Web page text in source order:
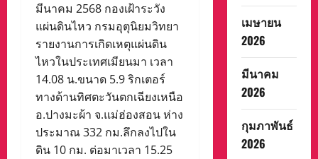
มีนาคม 2568 กองเฝ้าระวัง
แผ่นดินไหว กรมอุตุนิยมวิทยา
รายงานการเกิดเหตุแผ่นดิน
ไหวในประเทศเมียนมา เวลา
14.08 น.ขนาด 5.9 ริกเตอร์
ทางด้านทิศตะวันตกเฉียงเหนือ
อ.ปางมะผ้า จ.แม่ฮ่องสอน ห่าง
ประมาณ 332 กม.ลึกลงไปใน
ดิน 10 กม. ต่อมาเวลา 15.25
เมษายน
2026
มีนาคม
2026
กุมภาพันธ์
2026